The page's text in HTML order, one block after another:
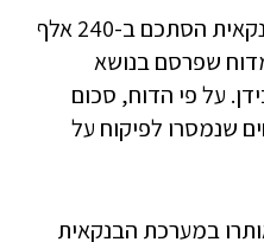
היקף המעילות במערכת הבנקאית הסתכם ב-240 אלף
עולה מדוח שפרסם בנושא
על פי הדוח, סכום
מ-13 דיווחים שנמסרו לפיקוח על
השוואה, בשנת 2020 אותרו במערכת הבנקאית